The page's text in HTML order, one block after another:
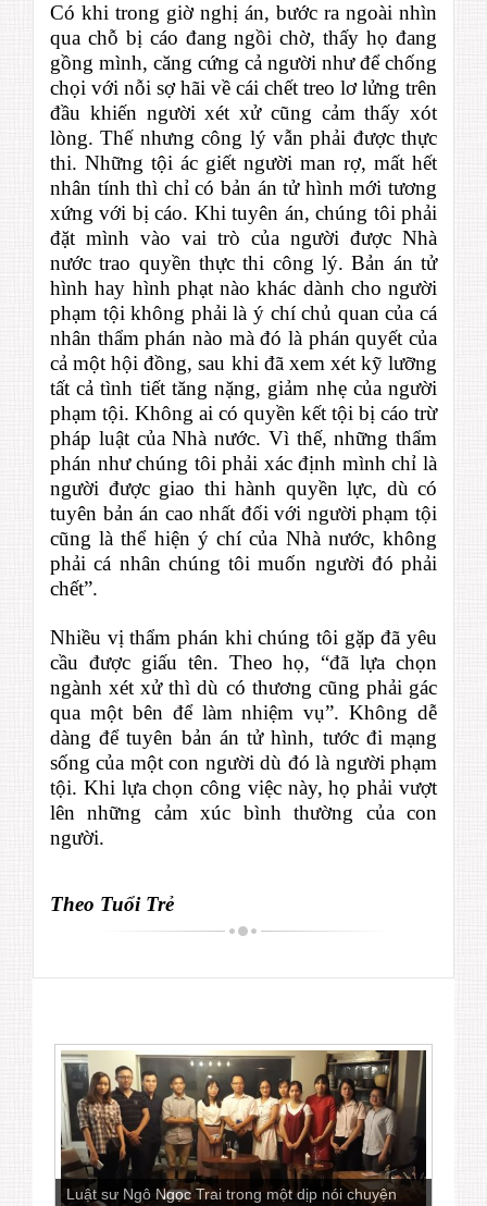
Có khi trong giờ nghị án, bước ra ngoài nhìn
qua chỗ bị cáo đang ngồi chờ, thấy họ đang
gồng mình, căng cứng cả người như để chống
chọi với nỗi sợ hãi về cái chết treo lơ lửng trên
đầu khiến người xét xử cũng cảm thấy xót
lòng. Thế nhưng công lý vẫn phải được thực
thi. Những tội ác giết người man rợ, mất hết
nhân tính thì chỉ có bản án tử hình mới tương
xứng với bị cáo. Khi tuyên án, chúng tôi phải
đặt mình vào vai trò của người được Nhà
nước trao quyền thực thi công lý. Bản án tử
hình hay hình phạt nào khác dành cho người
phạm tội không phải là ý chí chủ quan của cá
nhân thẩm phán nào mà đó là phán quyết của
cả một hội đồng, sau khi đã xem xét kỹ lưỡng
tất cả tình tiết tăng nặng, giảm nhẹ của người
phạm tội. Không ai có quyền kết tội bị cáo trừ
pháp luật của Nhà nước. Vì thế, những thẩm
phán như chúng tôi phải xác định mình chỉ là
người được giao thi hành quyền lực, dù có
tuyên bản án cao nhất đối với người phạm tội
cũng là thể hiện ý chí của Nhà nước, không
phải cá nhân chúng tôi muốn người đó phải
chết”.
Nhiều vị thẩm phán khi chúng tôi gặp đã yêu
cầu được giấu tên. Theo họ, “đã lựa chọn
ngành xét xử thì dù có thương cũng phải gác
qua một bên để làm nhiệm vụ”. Không dễ
dàng để tuyên bản án tử hình, tước đi mạng
sống của một con người dù đó là người phạm
tội. Khi lựa chọn công việc này, họ phải vượt
lên những cảm xúc bình thường của con
người.
Theo Tuổi Trẻ
Luật sư Ngô Ngọc Trai trong một dịp nói chuyện